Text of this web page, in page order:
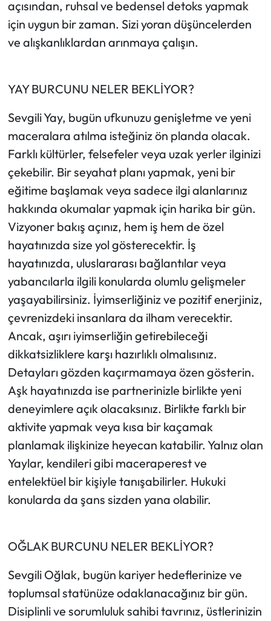
açısından, ruhsal ve bedensel detoks yapmak
için uygun bir zaman. Sizi yoran düşüncelerden
ve alışkanlıklardan arınmaya çalışın.
YAY BURCUNU NELER BEKLİYOR?
Sevgili Yay, bugün ufkunuzu genişletme ve yeni
maceralara atılma isteğiniz ön planda olacak.
Farklı kültürler, felsefeler veya uzak yerler ilginizi
çekebilir. Bir seyahat planı yapmak, yeni bir
eğitime başlamak veya sadece ilgi alanlarınız
hakkında okumalar yapmak için harika bir gün.
Vizyoner bakış açınız, hem iş hem de özel
hayatınızda size yol gösterecektir. İş
hayatınızda, uluslararası bağlantılar veya
yabancılarla ilgili konularda olumlu gelişmeler
yaşayabilirsiniz. İyimserliğiniz ve pozitif enerjiniz,
çevrenizdeki insanlara da ilham verecektir.
Ancak, aşırı iyimserliğin getirebileceği
dikkatsizliklere karşı hazırlıklı olmalısınız.
Detayları gözden kaçırmamaya özen gösterin.
Aşk hayatınızda ise partnerinizle birlikte yeni
deneyimlere açık olacaksınız. Birlikte farklı bir
aktivite yapmak veya kısa bir kaçamak
planlamak ilişkinize heyecan katabilir. Yalnız olan
Yaylar, kendileri gibi maceraperest ve
entelektüel bir kişiyle tanışabilirler. Hukuki
konularda da şans sizden yana olabilir.
OĞLAK BURCUNU NELER BEKLİYOR?
Sevgili Oğlak, bugün kariyer hedeflerinize ve
toplumsal statünüze odaklanacağınız bir gün.
Disiplinli ve sorumluluk sahibi tavrınız, üstlerinizin